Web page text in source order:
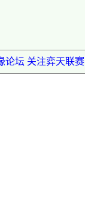
论坛 关注弈天联赛